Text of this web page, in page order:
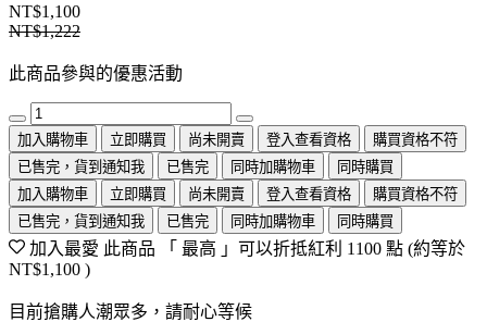
NT$1,100
NT$1,222
此商品參與的優惠活動
加入購物車 立即購買 尚未開賣 登入查看資格
購買資格不符
已售完，貨到通知我
已售完 同時加購物車
同時購買
加入購物車
立即購買 尚未開賣 登入查看資格
購買資格不符
已售完，貨到通知我
已售完 同時加購物車 同時購買
加入最愛 此商品 「 最高 」可以折抵紅利 1100 點 (約等於
NT$1,100 )
目前搶購人潮眾多，請耐心等候